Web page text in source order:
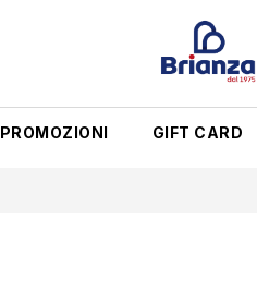
PROMOZIONI GIFT CARD